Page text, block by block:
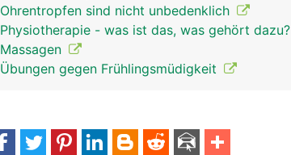
Ohrentropfen sind nicht unbedenklich
Physiotherapie - was ist das, was gehört dazu?
Massagen
Übungen gegen Frühlingsmüdigkeit